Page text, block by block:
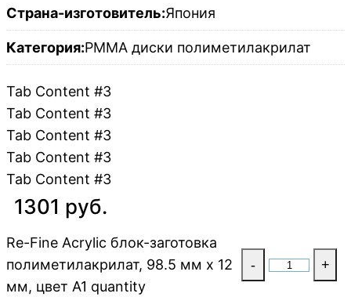
Страна-изготовитель:Япония
Категория:PMMA диски полиметилакрилат
Tab Content #3
Tab Content #3
Tab Content #3
Tab Content #3
Tab Content #3
1301 руб.
Re-Fine Acrylic блок-заготовка
полиметилакрилат, 98.5 мм x 12
мм, цвет A1 quantity
- +